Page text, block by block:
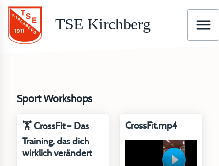
TSE Kirchberg
Sport Workshops
🏋 CrossFit – Das
Training, das dich
wirklich verändert
CrossFit.mp4